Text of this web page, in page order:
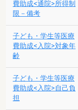
費助成<通院>所得制
限－備考
子ども・学生等医療
費助成<入院>対象年
齢
子ども・学生等医療
費助成<入院>自己負
担